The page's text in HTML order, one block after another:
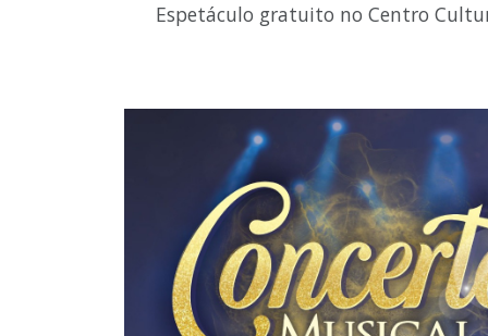
Espetáculo gratuito no Centro